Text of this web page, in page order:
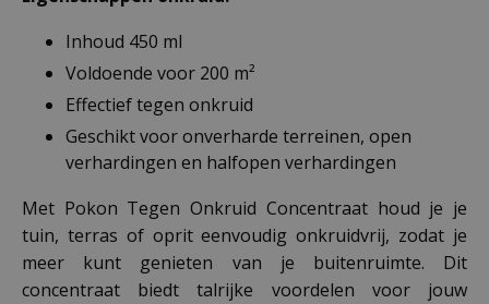
Inhoud 450 ml
Voldoende voor 200 m²
Effectief tegen onkruid
Geschikt voor onverharde terreinen, open
verhardingen en halfopen verhardingen
Met Pokon Tegen Onkruid Concentraat houd je je
tuin, terras of oprit eenvoudig onkruidvrij, zodat je
meer kunt genieten van je buitenruimte. Dit
concentraat biedt talrijke voordelen voor jouw